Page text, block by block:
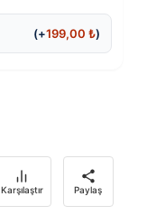
(+199,00₺)
Karşılaştır Paylaş